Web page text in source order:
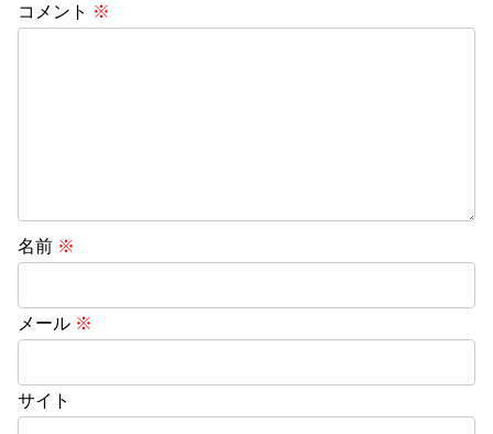
コメント ※
名前 ※
メール ※
サイト